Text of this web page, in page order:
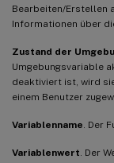
Bearbeiten/Erstellen
Informationen über
Zustand der
Umgebungsvariable
deaktiviert ist, wird
einem Benutzer
Variablenname . Der
Variablenwert . Der